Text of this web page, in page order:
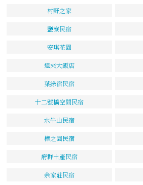
村野之家
鹽寮民宿
安琪花園
遠來大飯店
葉綠宿民宿
十二號橋空間民宿
水牛山民宿
樟之園民宿
府群土產民宿
余家莊民宿